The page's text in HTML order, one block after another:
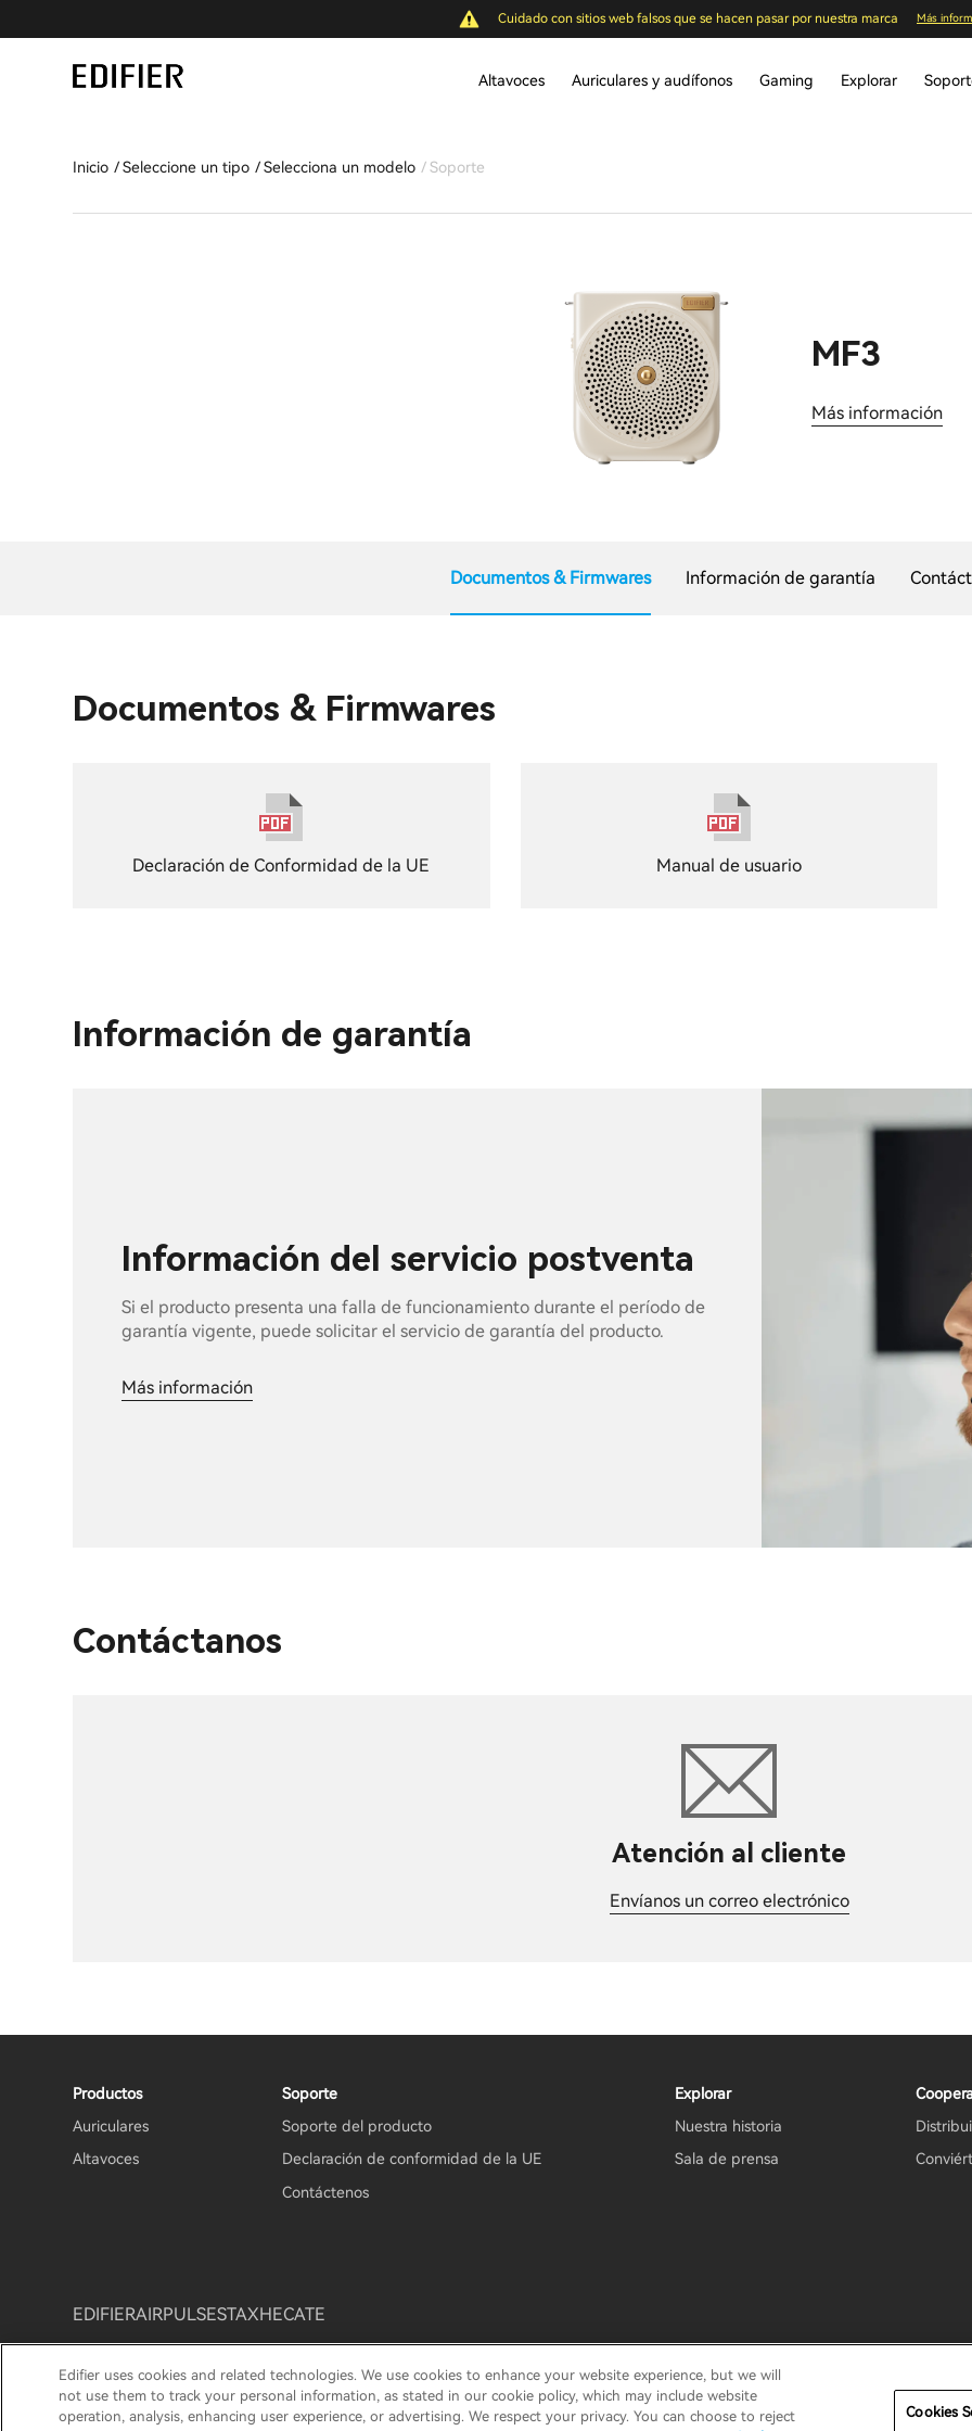
Cuidado con sitios web falsos que se hacen pasar por nuestra marca Más
Altavoces Auriculares y audífonos Gaming Explorar
Inicio Seleccione un tipo Selecciona un modelo Soporte
MF3
Más información
Documentos & Firmwares Información de garantía
Documentos & Firmwares
Declaración de Conformidad de la UE Manual de usuario
Información de garantía
Información del servicio postventa
Si el producto presenta una falla de funcionamiento durante el período de
garantía vigente, puede solicitar el servicio de garantía del producto.
Más información
Contáctanos
Atención al cliente
Envíanos un correo electrónico
Productos
Auriculares
Altavoces
Soporte
Soporte del producto
Declaración de conformidad de la UE
Contáctenos
Explorar
Nuestra historia
Sala de prensa
EDIFIERAIRPULSESTAXHECATE
Aviso de privacidad Aviso de cookies Política de garantía Términos de uso No vender mi información Seguridad
Edifier uses cookies and related technologies. We use cookies to enhance your website experience, but we will
not use them to track your personal information, as stated in our cookie policy, which may include website
operation, analysis, enhancing user experience, or advertising. We respect your privacy. You can choose to reject
Cookies